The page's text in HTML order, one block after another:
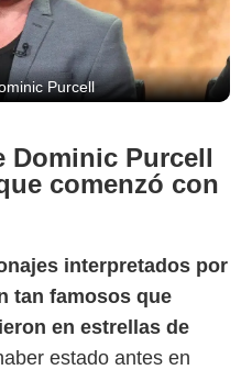
Purcell
Dominic Purcell
comenzó con
interpretados por
tan famosos que
en estrellas de
estado antes en